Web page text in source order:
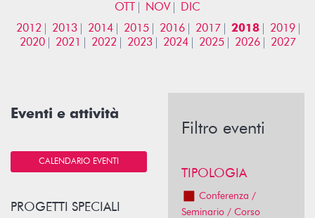
OTT
NOV
DIC
2012
2013 2014 2015 2016 2017 2018
2019
2020
2021 2022 2023 2024 2025 2026 2027
Eventi e attività
CALENDARIO EVENTI
PROGETTI SPECIALI
Filtro eventi
TIPOLOGIA
Conferenza /
Seminario / Corso